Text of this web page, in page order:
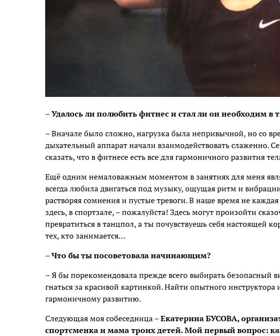
– Удалось ли полюбить фитнес и стал ли он необходим в
– Вначале было сложно, нагрузка была непривычной, но со
дыхательный аппарат начали взаимодействовать слаженно.
сказать, что в фитнесе есть все для гармоничного развития
Ещё одним немаловажным моментом в занятиях для меня
всегда любила двигаться под музыку, ощущая ритм и
растворяя сомнения и пустые тревоги. В наше время не
здесь, в спортзале, – пожалуйста! Здесь могут произойти
превратиться в танцпол, а ты почувствуешь себя настоящей
тех, кто занимается…
– Что бы ты посоветовала начинающим?
– Я бы порекомендовала прежде всего выбирать безопасный
гнаться за красивой картинкой. Найти опытного инструктора
гармоничному развитию.
Следующая моя собеседница –Екатерина БУСОВА,
спортсменка и мама троих детей. Мой первый вопрос: